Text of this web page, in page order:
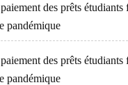
des prêts
pandémique
des prêts
pandémique